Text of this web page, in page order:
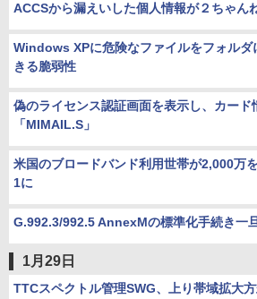
ACCSから漏えいした個人情報が２ちゃん
Windows XPに危険なファイルをフォルダ
きる脆弱性
偽のライセンス認証画面を表示し、カード
「MIMAIL.S」
米国のブロードバンド利用世帯が2,000万
1に
G.992.3/992.5 AnnexMの標準化手続き一
1月29日
TTCスペクトル管理SWG、上り帯域拡大